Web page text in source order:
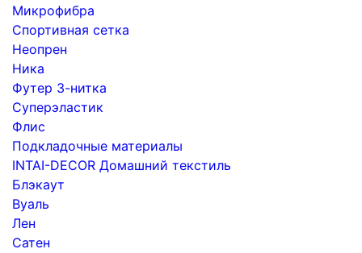
Микрофибра
Спортивная сетка
Неопрен
Ника
Футер 3-нитка
Суперэластик
Флис
Подкладочные материалы
INTAI-DECOR Домашний текстиль
Блэкаут
Вуаль
Лен
Сатен